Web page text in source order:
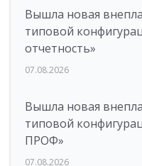
Вышла новая
типовой
отчетность»
07.08.2026
Вышла новая
типовой
ПРОФ»
07.08.2026